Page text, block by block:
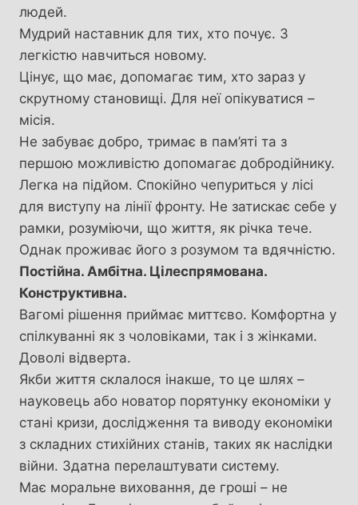
людей.
Мудрий наставник для тих, хто почує. З
легкістю навчиться новому.
Цінує, що має, допомагає тим, хто зараз у
скрутному становищі. Для неї опікуватися –
місія.
Не забуває добро, тримає в пам’яті та з
першою можливістю допомагає добродійнику.
Легка на підйом. Спокійно чепуриться у лісі
для виступу на лінії фронту. Не затискає себе у
рамки, розуміючи, що життя, як річка тече.
Однак проживає його з розумом та вдячністю.
Постійна. Амбітна. Цілеспрямована.
Конструктивна.
Вагомі рішення приймає миттєво. Комфортна у
спілкуванні як з чоловіками, так і з жінками.
Доволі відверта.
Якби життя склалося інакше, то це шлях –
науковець або новатор порятунку економіки у
стані кризи, дослідження та виводу економіки
з складних стихійних станів, таких як наслідки
війни. Здатна перелаштувати систему.
Має моральне виховання, де гроші – не